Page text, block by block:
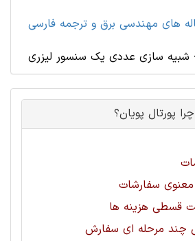
های مهندسی برق و ترجمه فارسی
چرا پورتال پویان؟
سفارشات
قسطی هزینه ها
چند مرحله ای سفارش